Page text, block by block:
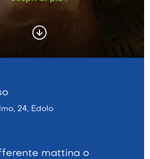
24, Edolo
mattina o